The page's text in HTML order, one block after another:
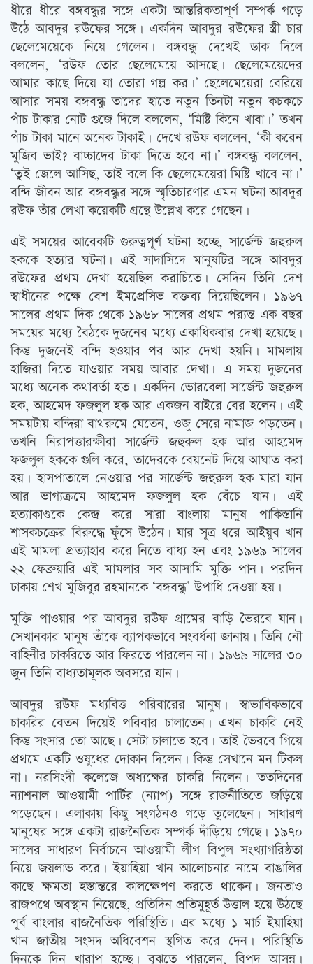
ধীরে ধীরে বঙ্গবন্ধুর সঙ্গে একটা আন্তরিকতাপূর্ণ সম্পর্ক গড়ে
উঠে আবদুর রউফের সঙ্গে। একদিন আবদুর রউফের স্ত্রী চার
ছেলেমেয়েকে নিয়ে গেলেন। বঙ্গবন্ধু দেখেই ডাক দিলে
বললেন, ‘রউফ তোর ছেলেমেয়ে আসছে। ছেলেমেয়েদের
আমার কাছে দিয়ে যা তোরা গল্প কর।’ ছেলেমেয়েরা বেরিয়ে
আসার সময় বঙ্গবন্ধু তাদের হাতে নতুন তিনটা নতুন কচকচে
পাঁচ টাকার নোট গুজে দিলে বললেন, ‘মিষ্টি কিনে খাবা।’ তখন
পাঁচ টাকা মানে অনেক টাকাই। দেখে রউফ বললেন, ‘কী করেন
মুজিব ভাই? বাচ্চাদের টাকা দিতে হবে না।’ বঙ্গবন্ধু বললেন,
‘তুই জেলে আসিছ, তাই বলে কি ছেলেমেয়েরা মিষ্টি খাবে না।’
বন্দি জীবন আর বঙ্গবন্ধুর সঙ্গে স্মৃতিচারণার এমন ঘটনা আবদুর
রউফ তাঁর লেখা কয়েকটি গ্রন্থে উল্লেখ করে গেছেন।
এই সময়ের আরেকটি গুরুত্বপূর্ণ ঘটনা হচ্ছে, সার্জেন্ট জহুরুল
হককে হত্যার ঘটনা। এই সাদাসিদে মানুষটির সঙ্গে আবদুর
রউফের প্রথম দেখা হয়েছিল করাচিতে। সেদিন তিনি দেশ
স্বাধীনের পক্ষে বেশ ইমপ্রেসিভ বক্তব্য দিয়েছিলেন। ১৯৬৭
সালের প্রথম দিক থেকে ১৯৬৮ সালের প্রথম পর‌্যন্ত এক বছর
সময়ের মধ্যে বৈঠকে দুজনের মধ্যে একাধিকবার দেখা হয়েছে।
কিন্তু দুজনেই বন্দি হওয়ার পর আর দেখা হয়নি। মামলায়
হাজিরা দিতে যাওয়ার সময় আবার দেখা। এ সময় দুজনের
মধ্যে অনেক কথাবর্তা হত। একদিন ভোরবেলা সার্জেন্ট জহুরুল
হক, আহমেদ ফজলুল হক আর একজন বাইরে বের হলেন। এই
সময়টায় বন্দিরা বাথরুমে যেতেন, ওজু সেরে নামাজ পড়তেন।
তখনি নিরাপত্তারক্ষীরা সার্জেন্ট জহুরুল হক আর আহমেদ
ফজলুল হককে গুলি করে, তাদেরকে বেয়নেট দিয়ে আঘাত করা
হয়। হাসপাতালে নেওয়ার পর সার্জেন্ট জহুরুল হক মারা যান
আর ভাগ্যক্রমে আহমেদ ফজলুল হক বেঁচে যান। এই
হত্যাকাণ্ডকে কেন্দ্র করে সারা বাংলায় মানুষ পাকিস্তানি
শাসকচক্রের বিরুদ্ধে ফুঁসে উঠেন। যার সূত্র ধরে আইয়ুব খান
এই মামলা প্রত্যাহার করে নিতে বাধ্য হন এবং ১৯৬৯ সালের
২২ ফেব্রুয়ারি এই মামলার সব আসামি মুক্তি পান। পরদিন
ঢাকায় শেখ মুজিবুর রহমানকে ‘বঙ্গবন্ধু’ উপাধি দেওয়া হয়।
মুক্তি পাওয়ার পর আবদুর রউফ গ্রামের বাড়ি ভৈরবে যান।
সেখানকার মানুষ তাঁকে ব্যাপকভাবে সংবর্ধনা জানায়। তিনি নৌ
বাহিনীর চাকরিতে আর ফিরতে পারলেন না। ১৯৬৯ সালের ৩০
জুন তিনি বাধ্যতামূলক অবসরে যান।
আবদুর রউফ মধ্যবিত্ত পরিবারের মানুষ। স্বাভাবিকভাবে
চাকরির বেতন দিয়েই পরিবার চালাতেন। এখন চাকরি নেই
কিন্তু সংসার তো আছে। সেটা চালাতে হবে। তাই ভৈরবে গিয়ে
প্রথমে একটি ওষুধের দোকান দিলেন। কিন্তু সেখানে মন টিকল
না। নরসিংদী কলেজে অধ্যক্ষের চাকরি নিলেন। ততদিনের
ন্যাশনাল আওয়ামী পার্টির (ন্যাপ) সঙ্গে রাজনীতিতে জড়িয়ে
পড়েছেন। এলাকায় কিছু সংগঠনও গড়ে তুলেছেন। সাধারণ
মানুষের সঙ্গে একটা রাজনৈতিক সম্পর্ক দাঁড়িয়ে গেছে। ১৯৭০
সালের সাধারণ নির্বাচনে আওয়ামী লীগ বিপুল সংখ্যাগরিষ্ঠতা
নিয়ে জয়লাভ করে। ইয়াহিয়া খান আলোচনার নামে বাঙালির
কাছে ক্ষমতা হস্তান্তরে কালক্ষেপণ করতে থাকেন। জনতাও
রাজপথে অবস্থান নিয়েছে, প্রতিদিন প্রতিমুহূর্ত উত্তাল হয়ে উঠছে
পূর্ব বাংলার রাজনৈতিক পরিস্থিতি। এর মধ্যে ১ মার্চ ইয়াহিয়া
খান জাতীয় সংসদ অধিবেশন স্থগিত করে দেন। পরিস্থিতি
দিনকে দিন খারাপ হচ্ছে। বুঝতে পারলেন, বিপদ আসন্ন।